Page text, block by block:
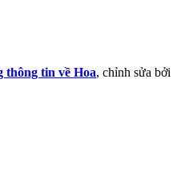
thông tin về Hoa, chỉnh sửa bởi